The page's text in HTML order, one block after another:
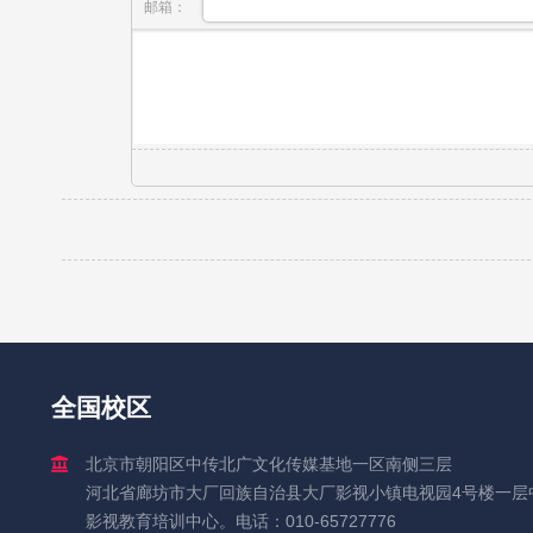
邮箱：
全国校区
北京市朝阳区中传北广文化传媒基地一区南侧三层
河北省廊坊市大厂回族自治县大厂影视小镇电视园4号楼一层
影视教育培训中心。电话：010-65727776